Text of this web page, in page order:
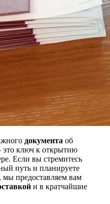
документа об
это ключ к открытию
Если вы стремитесь
путь и планируете
мы предоставляем вам
и в кратчайшие